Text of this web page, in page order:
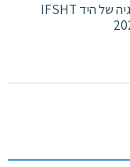
הכנס העולמי התלת שנתי לכירורגיה של היד IFSHT